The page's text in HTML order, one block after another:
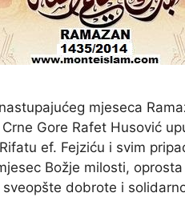
mjeseca
Gore Rafet Husović
ef. Fejziću i svim
Božje milosti,
dobrote i